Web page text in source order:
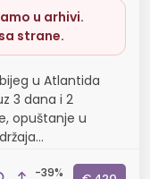
u arhivi.
strane.
bijeg u Atlantida
3 dana i 2
opuštanje u
-39%